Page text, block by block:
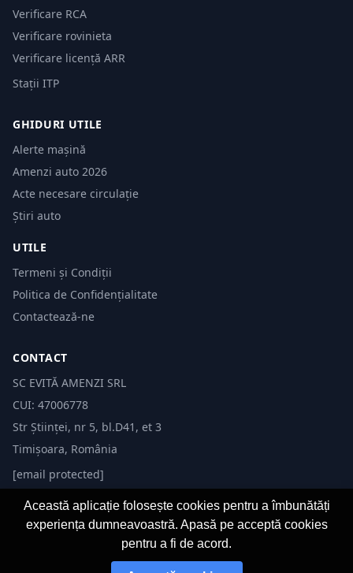
Verificare RCA
Verificare rovinieta
Verificare licență ARR
Stații ITP
GHIDURI UTILE
Alerte mașină
Amenzi auto 2026
Acte necesare circulație
Știri auto
UTILE
Termeni și Condiții
Politica de Confidențialitate
Contactează-ne
CONTACT
SC EVITĂ AMENZI SRL
CUI: 47006778
Str Științei, nr 5, bl.D41, et 3
Timișoara, România
[email protected]
© 2026 Evită Amenzi. Toate drepturile rezervate.
Această aplicație folosește cookies pentru a îmbunătăți
experiența dumneavoastră. Apasă pe acceptă cookies
pentru a fi de acord.